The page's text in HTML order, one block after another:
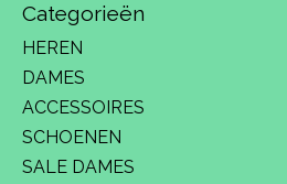
Categorieën
HEREN
DAMES
ACCESSOIRES
SCHOENEN
SALE DAMES